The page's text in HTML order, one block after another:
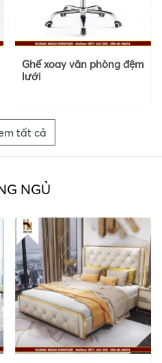
Ghế xoay văn phòng đệm
lưới
tất cả
NGỦ